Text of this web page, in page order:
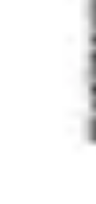
Gestion Cultures